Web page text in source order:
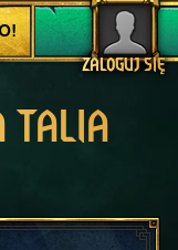
ZALOGUJ SIĘ
TALIA